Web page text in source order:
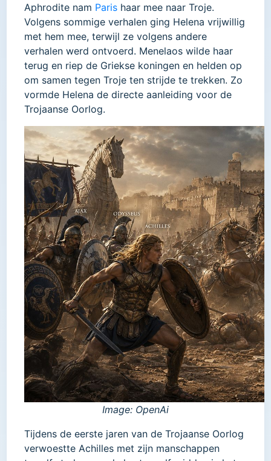
Aphrodite nam Paris haar mee naar Troje.
Volgens sommige verhalen ging Helena vrijwillig
met hem mee, terwijl ze volgens andere
verhalen werd ontvoerd. Menelaos wilde haar
terug en riep de Griekse koningen en helden op
om samen tegen Troje ten strijde te trekken. Zo
vormde Helena de directe aanleiding voor de
Trojaanse Oorlog.
Image: OpenAi
Tijdens de eerste jaren van de Trojaanse Oorlog
verwoestte Achilles met zijn manschappen